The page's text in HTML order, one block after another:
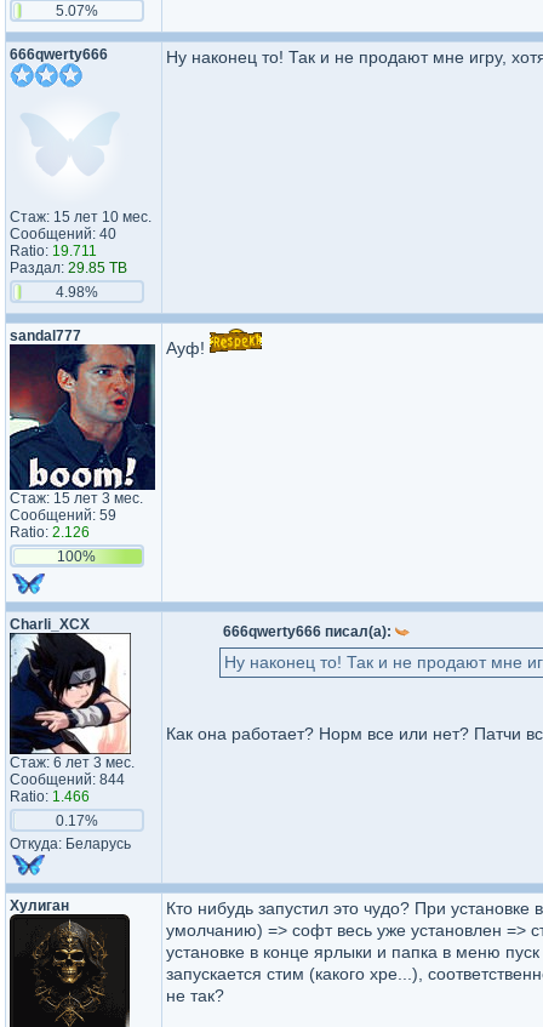
5.07%
666qwerty666
Стаж: 15 лет 10 мес.
Сообщений: 40
Ratio: 19.711
Раздал: 29.85 TB
4.98%
Ну наконец то! Так и не продают мне игру,
sandal777
Стаж: 15 лет 3 мес.
Сообщений: 59
Ratio: 2.126
100%
Ауф!
Charli_XCX
Стаж: 6 лет 3 мес.
Сообщений: 844
Ratio: 1.466
0.17%
Откуда: Беларусь
666qwerty666 писал(а):
Ну наконец то! Так и не продают мне
Как она работает? Норм все или нет? Патчи
Xyлиган
Кто нибудь запустил это чудо? При
умолчанию) => софт весь уже установлен =>
установке в конце ярлыки и папка в меню
запускается стим (какого хре...),
не так?